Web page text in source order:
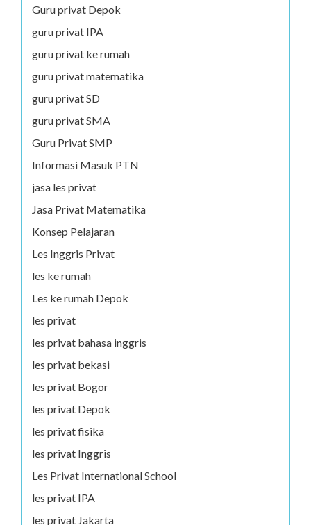
Guru privat Depok
guru privat IPA
guru privat ke rumah
guru privat matematika
guru privat SD
guru privat SMA
Guru Privat SMP
Informasi Masuk PTN
jasa les privat
Jasa Privat Matematika
Konsep Pelajaran
Les Inggris Privat
les ke rumah
Les ke rumah Depok
les privat
les privat bahasa inggris
les privat bekasi
les privat Bogor
les privat Depok
les privat fisika
les privat Inggris
Les Privat International School
les privat IPA
les privat Jakarta